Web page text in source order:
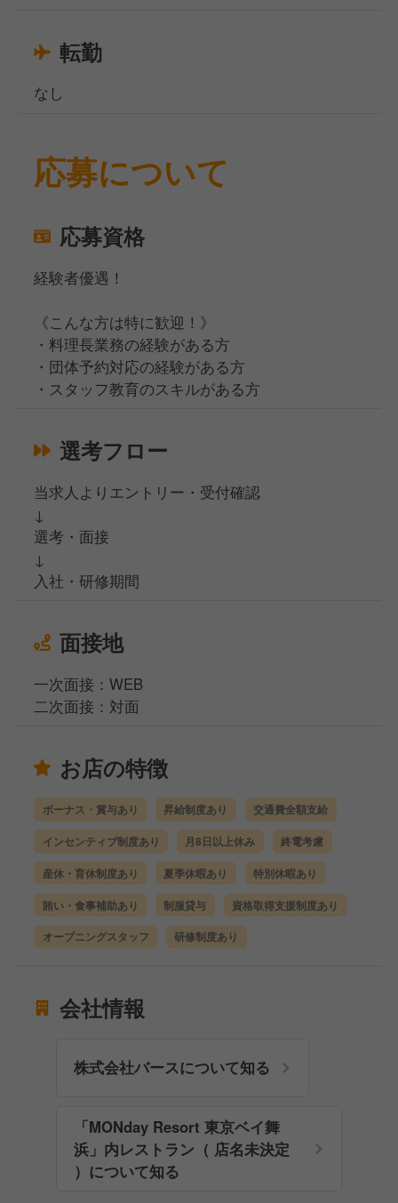
転勤
なし
応募について
応募資格
経験者優遇！
《こんな方は特に歓迎！》
・料理長業務の経験がある方
・団体予約対応の経験がある方
・スタッフ教育のスキルがある方
選考フロー
当求人よりエントリー・受付確認
↓
選考・面接
↓
入社・研修期間
面接地
一次面接：WEB
二次面接：対面
お店の特徴
ボーナス・賞与あり 昇給制度あり 交通費全額支給
インセンティブ制度あり 月8日以上休み 終電考慮
産休・育休制度あり 夏季休暇あり 特別休暇あり
賄い・食事補助あり 制服貸与 資格取得支援制度あり
オープニングスタッフ 研修制度あり
会社情報
株式会社バースについて知る
「MONday Resort 東京ベイ舞
浜」内レストラン（ 店名未決定
）について知る